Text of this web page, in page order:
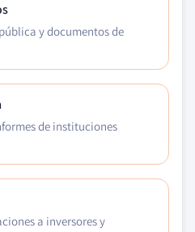
y documentos de
de instituciones
a inversores y